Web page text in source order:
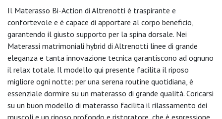
Il Materasso Bi-Action di Altrenotti è traspirante e
confortevole e è capace di apportare al corpo beneficio,
garantendo il giusto supporto per la spina dorsale. Nei
Materassi matrimoniali hybrid di Altrenotti linee di grande
eleganza e tanta innovazione tecnica garantiscono ad ognuno
il relax totale. Il modello qui presente facilita il riposo
migliore ogni notte: per una serena routine quotidiana, è
essenziale dormire su un materasso di grande qualità. Coricarsi
su un buon modello di materasso facilita il rilassamento dei
muscoli e un riposo profondo e ristoratore, che è espressione